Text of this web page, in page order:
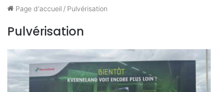
Page d'accueil / Pulvérisation
Pulvérisation